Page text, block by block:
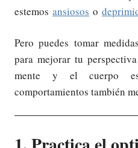
estemos ansiosos o
Pero puedes tomar
para mejorar tu
mente y el cuerpo
comportamientos también